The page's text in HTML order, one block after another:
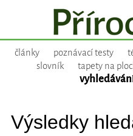
články poznávací testy
slovník
tapety na
Výsledky